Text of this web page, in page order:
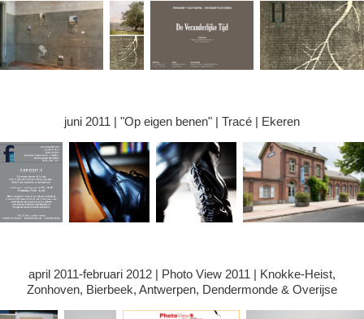
juni 2011 | "Op eigen benen" | Tracé | Ekeren
april 2011-februari 2012 | Photo View 2011 | Knokke-Heist,
Zonhoven, Bierbeek, Antwerpen, Dendermonde & Overijse